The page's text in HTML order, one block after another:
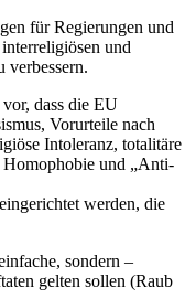
für Regierungen und
und
verbessern.
dass die EU
Vorurteile nach
Intoleranz, totalitäre
und „Anti-
werden, die
sondern –
gelten sollen (Raub